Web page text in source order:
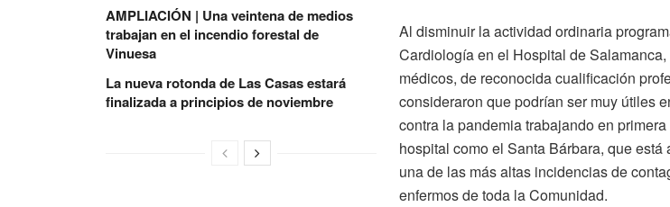
AMPLIACIÓN | Una veintena de medios
trabajan en el incendio forestal de
Vinuesa
La nueva rotonda de Las Casas estará
finalizada a principios de noviembre
Al disminuir la actividad ordinaria
Cardiología en el Hospital de Salamanca,
médicos, de reconocida cualificación
consideraron que podrían ser muy útiles
contra la pandemia trabajando en
hospital como el Santa Bárbara, que está
una de las más altas incidencias de
enfermos de toda la Comunidad.